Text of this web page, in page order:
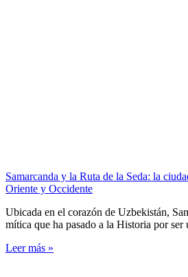
Samarcanda y la Ruta de la Seda: la
Oriente y Occidente
Ubicada en el corazón de Uzbekistán,
mítica que ha pasado a la Historia por ser
Leer más »